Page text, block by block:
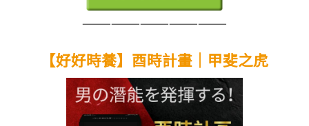
———————————————
【好好時養】酉時計畫｜甲斐之虎